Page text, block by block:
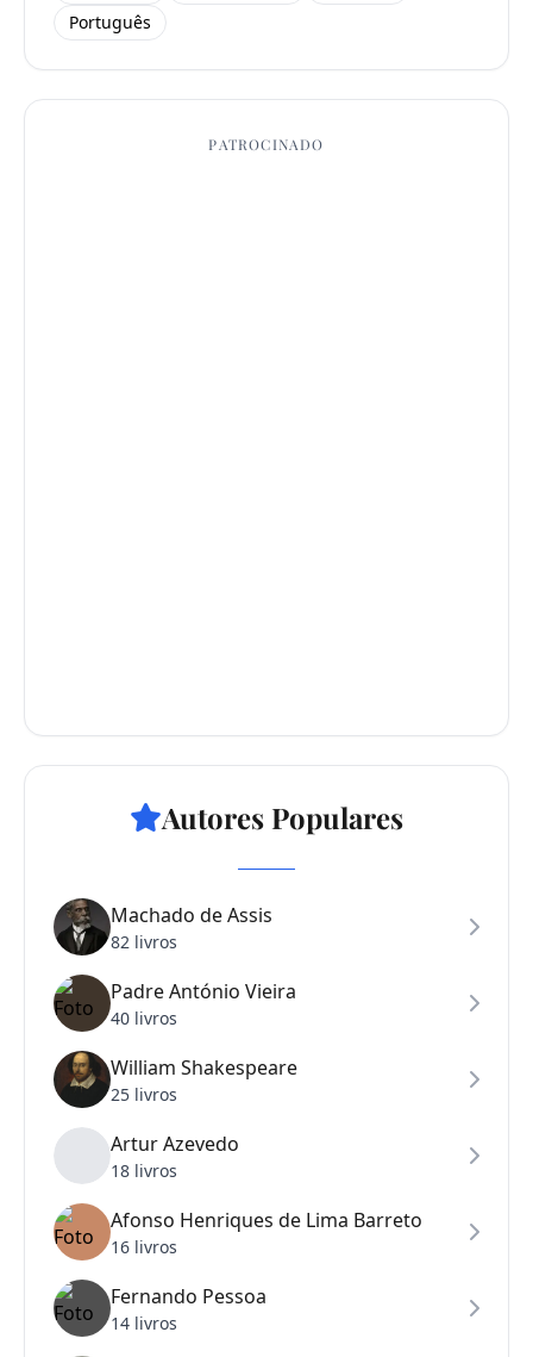
Português
PATROCINADO
Autores Populares
Machado de Assis
82 livros
Padre António Vieira
40 livros
William Shakespeare
25 livros
Artur Azevedo
18 livros
Afonso Henriques de Lima Barreto
16 livros
Fernando Pessoa
14 livros